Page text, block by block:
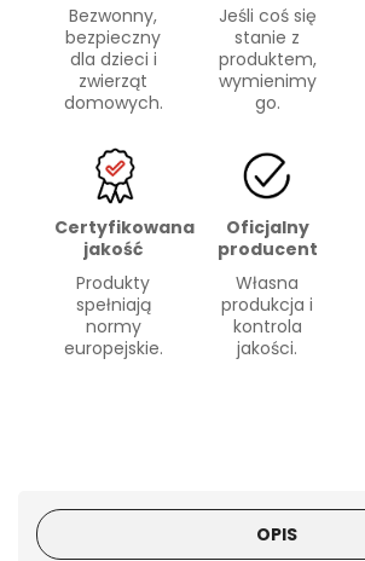
Bezwonny,
bezpieczny
dla dzieci i
zwierząt
domowych.
Jeśli coś się
stanie z
produktem,
wymienimy
go.
Certyfikowana
jakość
Produkty
spełniają
normy
europejskie.
Oficjalny
producent
Własna
produkcja i
kontrola
jakości.
OPIS